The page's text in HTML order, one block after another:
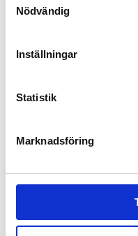
Nödvändig
Inställningar
Statistik
Marknadsföring
199kr